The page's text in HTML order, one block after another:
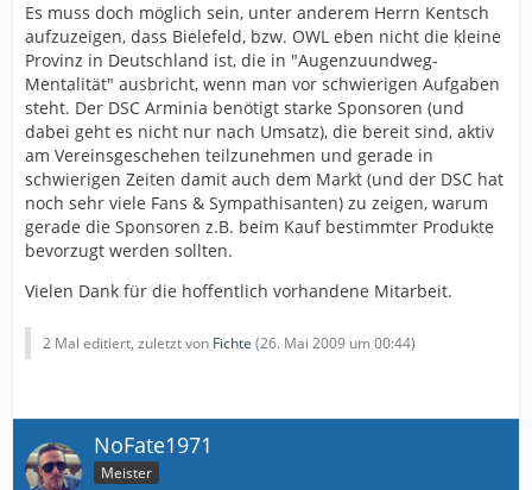
Es muss doch möglich sein, unter anderem Herrn Kentsch
aufzuzeigen, dass Bielefeld, bzw. OWL eben nicht die kleine
Provinz in Deutschland ist, die in "Augenzuundweg-
Mentalität" ausbricht, wenn man vor schwierigen Aufgaben
steht. Der DSC Arminia benötigt starke Sponsoren (und
dabei geht es nicht nur nach Umsatz), die bereit sind, aktiv
am Vereinsgeschehen teilzunehmen und gerade in
schwierigen Zeiten damit auch dem Markt (und der DSC hat
noch sehr viele Fans & Sympathisanten) zu zeigen, warum
gerade die Sponsoren z.B. beim Kauf bestimmter Produkte
bevorzugt werden sollten.
Vielen Dank für die hoffentlich vorhandene Mitarbeit.
2 Mal editiert, zuletzt von Fichte (26. Mai 2009 um 00:44)
NoFate1971
Meister